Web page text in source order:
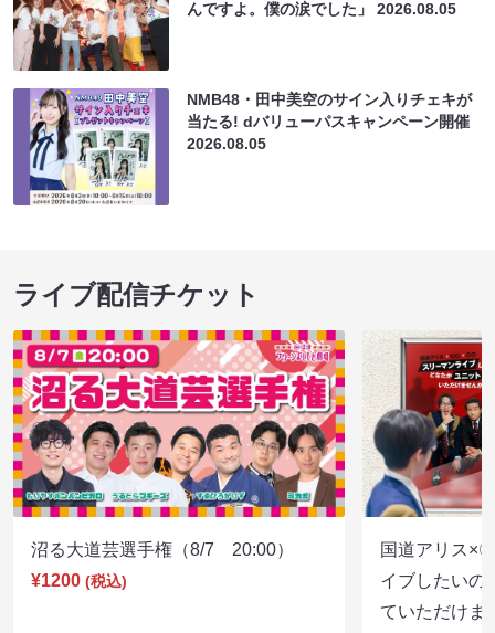
んですよ。僕の涙でした」2026.08.05
NMB48・田中美空のサイン入りチェキが
当たる! dバリューパスキャンペーン開催
2026.08.05
ライブ配信チケット
沼る大道芸選手権（8/7 20:00）
¥1200 (税込)
国道アリス×
イブしたいの
ていただけ